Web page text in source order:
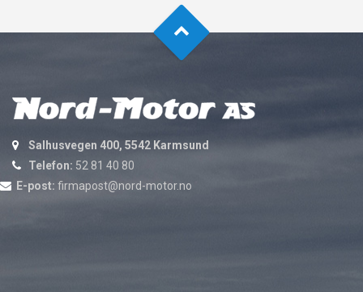
Salhusvegen 400, 5542 Karmsund
Telefon: 52 81 40 80
E-post: firmapost@nord-motor.no